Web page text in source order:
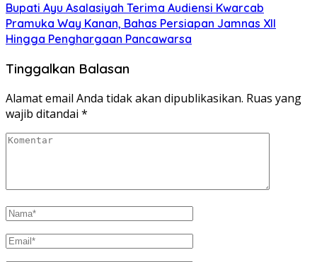
Bupati Ayu Asalasiyah Terima Audiensi Kwarcab
Pramuka Way Kanan, Bahas Persiapan Jamnas XII
Hingga Penghargaan Pancawarsa
Tinggalkan Balasan
Alamat email Anda tidak akan dipublikasikan. Ruas yang
wajib ditandai *